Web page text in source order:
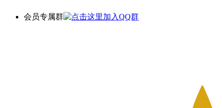
会员专属群